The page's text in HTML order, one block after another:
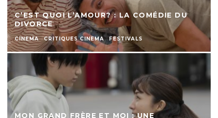
C’EST QUOI L’AMOUR? : LA COMÉDIE DU
DIVORCE
CINEMA CRITIQUES CINEMA FESTIVALS
MON GRAND FRÈRE ET MOI : UNE